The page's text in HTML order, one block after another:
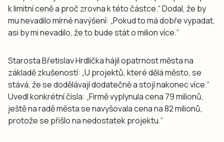
k limitní ceně a proč zrovna k této částce.“ Dodal, že by
mu nevadilo mírné navýšení: „Pokud to má dobře vypadat,
asi by mi nevadilo, že to bude stát o milion více.“
Starosta Břetislav Hrdlička hájil opatrnost města na
základě zkušeností: „U projektů, které dělá město, se
stává, že se dodělávají dodatečně a stojí nakonec více.“
Uvedl konkrétní čísla: „Firmě vyplynula cena 79 milionů,
ještě na radě města se navyšovala cena na 82 milionů,
protože se přišlo na nedostatek projektu.“